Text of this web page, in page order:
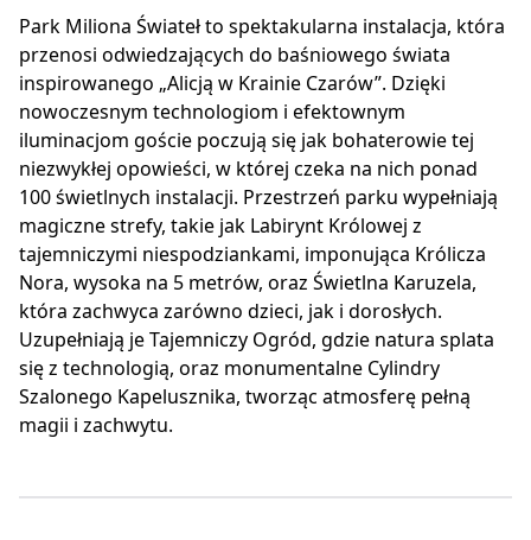
Park Miliona Świateł to spektakularna instalacja, która
przenosi odwiedzających do baśniowego świata
inspirowanego „Alicją w Krainie Czarów”. Dzięki
nowoczesnym technologiom i efektownym
iluminacjom goście poczują się jak bohaterowie tej
niezwykłej opowieści, w której czeka na nich ponad
100 świetlnych instalacji. Przestrzeń parku wypełniają
magiczne strefy, takie jak Labirynt Królowej z
tajemniczymi niespodziankami, imponująca Królicza
Nora, wysoka na 5 metrów, oraz Świetlna Karuzela,
która zachwyca zarówno dzieci, jak i dorosłych.
Uzupełniają je Tajemniczy Ogród, gdzie natura splata
się z technologią, oraz monumentalne Cylindry
Szalonego Kapelusznika, tworząc atmosferę pełną
magii i zachwytu.